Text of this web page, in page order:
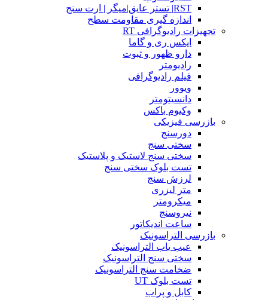
RST| تستر عایق|میگر | ارت سنج
اندازه گیری مقاومت سطح
تجهیزات رادیوگرافی RT
ایکس ری و گاما
دارو ظهور و ثبوت
رادیومتر
فیلم رادیوگرافی
ویوور
دانسیتومتر
وکیوم باکس
بازرسی فیزیکی
دورسنج
سختی سنج
سختی سنج لاستیک و پلاستیک
تست بلوک سختی سنج
لرزش سنج
متر لیزری
میکرومتر
نیروسنج
ساعت اندیکاتور
بازرسی التراسونیک
عیب یاب التراسونیک
سختی سنج التراسونیک
ضخامت سنج التراسونیک
تست بلوک UT
کابل و پراب